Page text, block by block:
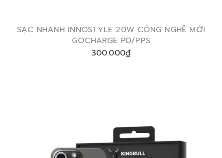
SẠC NHANH INNOSTYLE 20W CÔNG NGHỆ MỚI
GOCHARGE PD/PPS
300.000₫